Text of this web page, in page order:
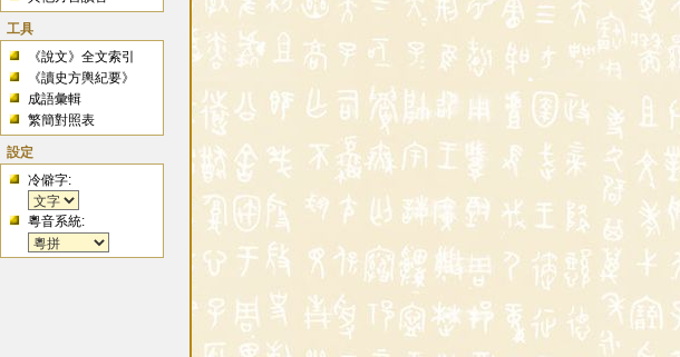
工具
《說文》全文索引
《讀史方輿紀要》
成語彙輯
繁簡對照表
設定
冷僻字:
粵音系統: